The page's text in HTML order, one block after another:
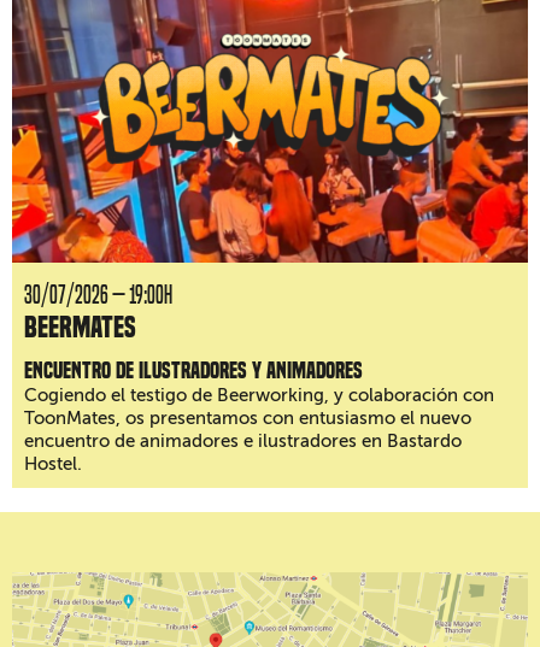
30/07/2026 — 19:00H
BeerMates
Encuentro de ilustradores y animadores
Cogiendo el testigo de Beerworking, y colaboración con
ToonMates, os presentamos con entusiasmo el nuevo
encuentro de animadores e ilustradores en Bastardo
Hostel.